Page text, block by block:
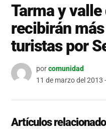
Tarma y
recibirán
turistas por
porcomunidad
11 de marzo del 2013
Artículos